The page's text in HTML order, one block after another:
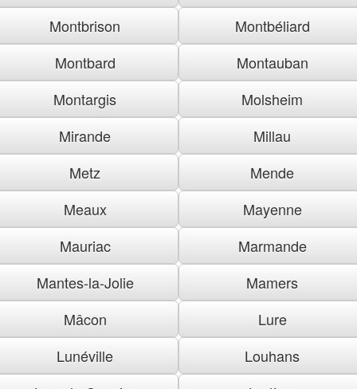
Montbrison
Montbéliard
Montbard
Montauban
Montargis
Molsheim
Mirande
Millau
Metz
Mende
Meaux
Mayenne
Mauriac
Marmande
Mantes-la-Jolie
Mamers
Mâcon
Lure
Lunéville
Louhans